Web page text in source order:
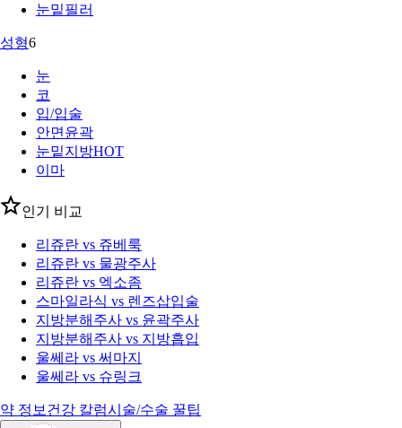
눈밑필러
성형6
눈
코
입/입술
안면윤곽
눈밑지방HOT
이마
인기 비교
리쥬란 vs 쥬베룩
리쥬란 vs 물광주사
리쥬란 vs 엑소좀
스마일라식 vs 렌즈삽입술
지방분해주사 vs 윤곽주사
지방분해주사 vs 지방흡입
울쎄라 vs 써마지
울쎄라 vs 슈링크
약 정보 건강 칼럼시술/수술 꿀팁